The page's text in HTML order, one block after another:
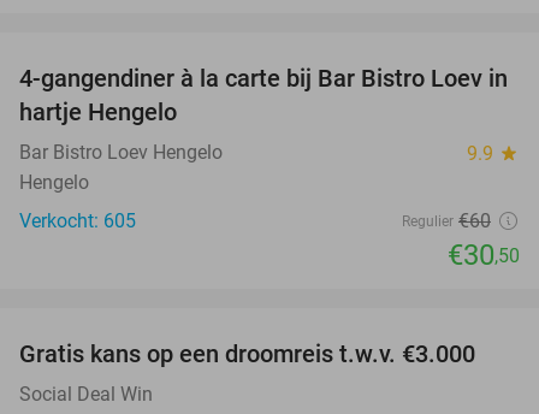
49%
4-gangendiner à la carte bij Bar Bistro Loev in
hartje Hengelo
Bar Bistro Loev Hengelo 9.9 star
Hengelo
Verkocht: 605
Regulier €60
€30,50
Gratis kans op een droomreis t.w.v. €3.000
Social Deal Win